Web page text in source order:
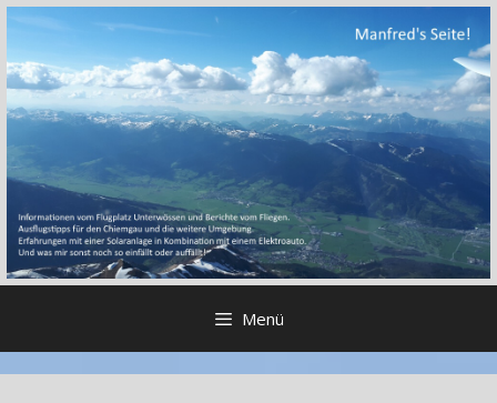
Zum
springen
Menü